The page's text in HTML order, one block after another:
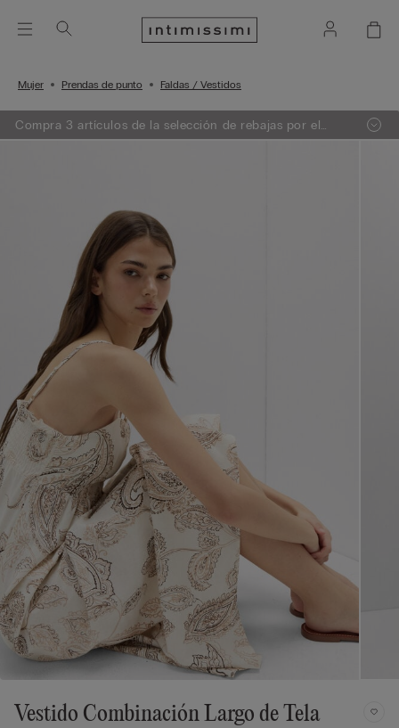
Mujer Prendas de punto Faldas / Vestidos
Compra 3 artículos de la selección de rebajas por el
precio de 2. El descuento se aplicará automáticamente
Vestido Combinación Largo de Tela